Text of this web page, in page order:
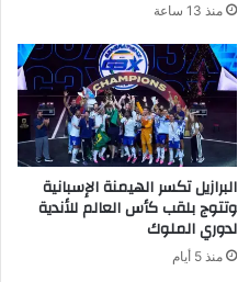
منذ 13 ساعة
البرازيل تكسر الهيمنة الإسبانية
وتتوج بلقب كأس العالم للأندية
لدوري الملوك
منذ 5 أيام